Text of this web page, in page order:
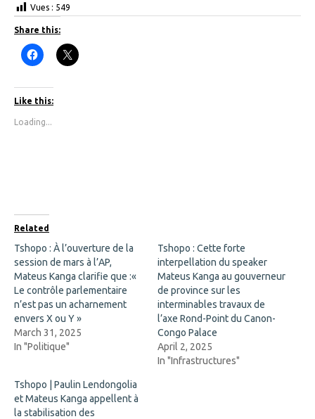
Vues : 549
Share this:
C
l
k
t
o
h
b
o
o
k
(
O
p
e
n
s
i
n
e
w
w
d
o
w
)
C
l
n
n
e
w
w
i
n
d
o
w
Like this:
Loading...
Related
Tshopo : À l’ouverture de la
session de mars à l’AP,
Mateus Kanga clarifie que :«
Le contrôle parlementaire
n’est pas un acharnement
envers X ou Y »
March 31, 2025
In "Politique"
Tshopo : Cette forte
interpellation du speaker
Mateus Kanga au gouverneur
de province sur les
interminables travaux de
l’axe Rond-Point du Canon-
Congo Palace
April 2, 2025
In "Infrastructures"
Tshopo | Paulin Lendongolia
et Mateus Kanga appellent à
la stabilisation des